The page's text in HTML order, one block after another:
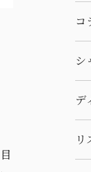
コ
シ
デ